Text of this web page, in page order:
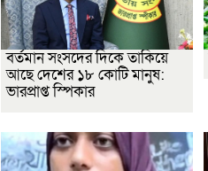
বর্তমান সংসদের দিকে তাকিয়ে
আছে দেশের ১৮ কোটি মানুষ:
ভারপ্রাপ্ত স্পিকার